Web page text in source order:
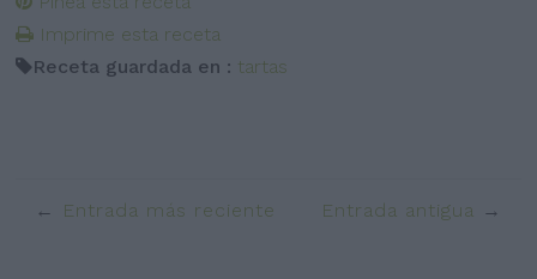
Imprime esta receta
Receta guardada en : tartas
Entrada más reciente Entrada antigua